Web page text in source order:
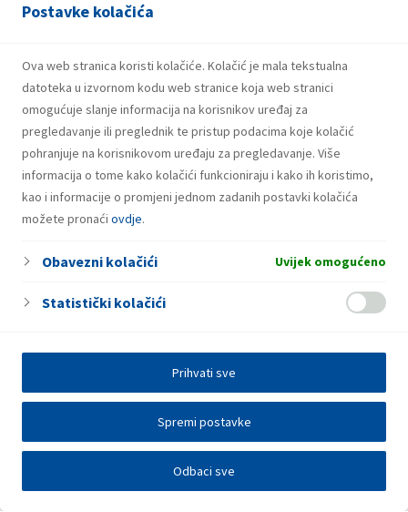
Postavke kolačića
Ova web stranica koristi kolačiće. Kolačić je mala tekstualna
datoteka u izvornom kodu web stranice koja web stranici
omogućuje slanje informacija na korisnikov uređaj za
pregledavanje ili preglednik te pristup podacima koje kolačić
pohranjuje na korisnikovom uređaju za pregledavanje. Više
informacija o tome kako kolačići funkcioniraju i kako ih koristimo,
kao i informacije o promjeni jednom zadanih postavki kolačića
možete pronaći ovdje.
Obavezni kolačići Uvijek omogućeno
Statistički kolačići
Odbaci sve
Spremi postavke
Prihvati sve
13.04.2026.
bonovima za gorivo